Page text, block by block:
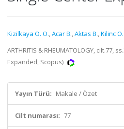
Kizilkaya O. O.,Acar B.,Aktas B.,Kilinc O.
ARTHRITIS & RHEUMATOLOGY, cilt.77,
Expanded, Scopus)
Yayın Türü: Makale / Özet
Cilt numarası: 77